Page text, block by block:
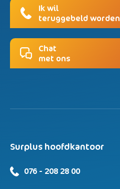
Ik wil
teruggebeld worden
Chat
met ons
Surplus hoofdkantoor
076 - 208 28 00